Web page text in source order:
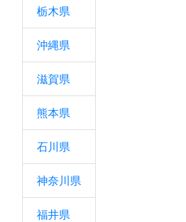
栃木県
沖縄県
滋賀県
熊本県
石川県
神奈川県
福井県